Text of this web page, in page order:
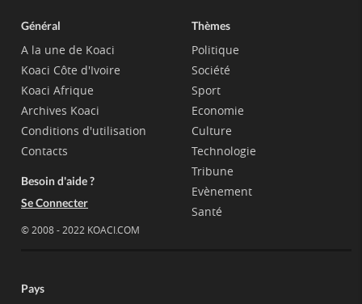
Général
A la une de Koaci
Koaci Côte d'Ivoire
Koaci Afrique
Archives Koaci
Conditions d'utilisation
Contacts
Besoin d'aide ?
Se Connecter
© 2008 - 2022 KOACI.COM
Thèmes
Politique
Société
Sport
Economie
Culture
Technologie
Tribune
Evènement
Santé
Pays